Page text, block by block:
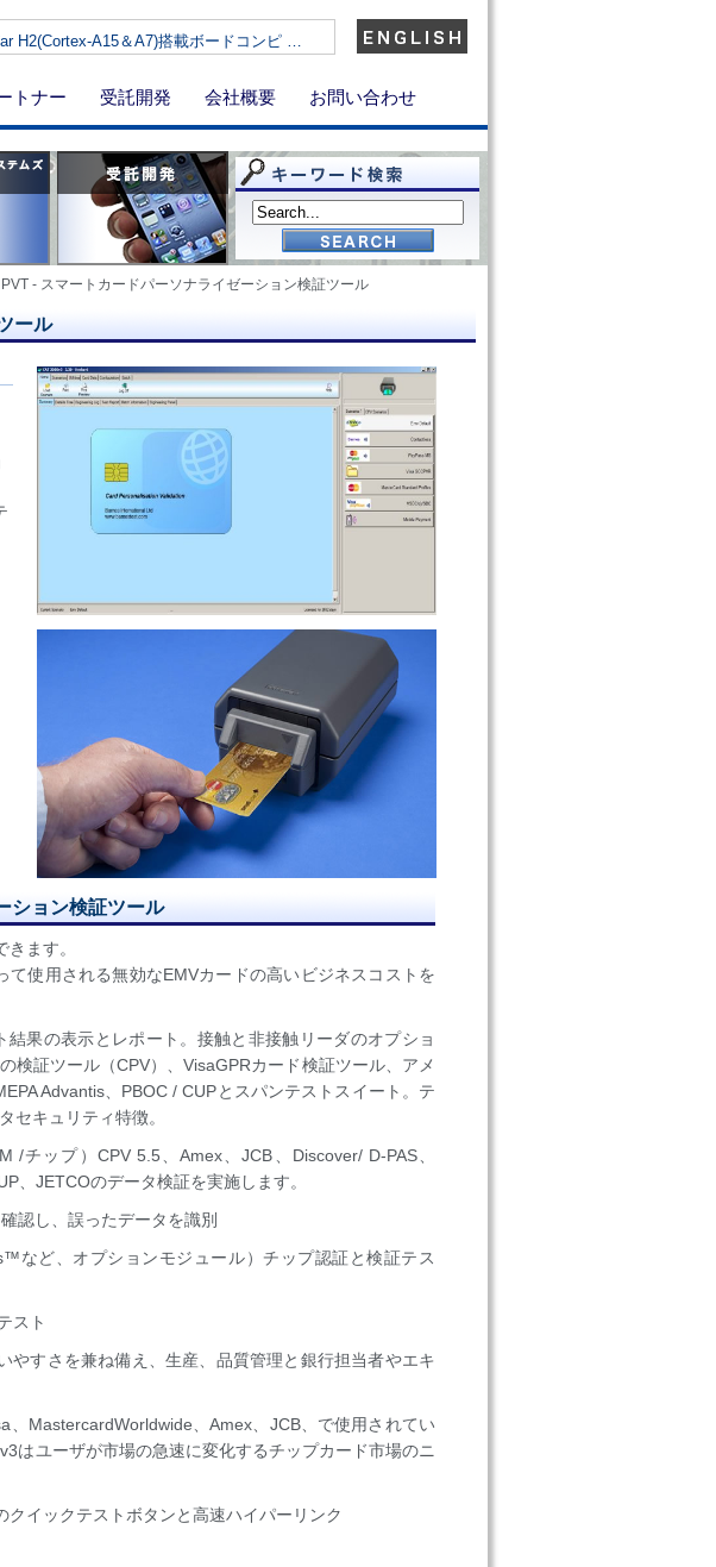
H2(Cortex-A15＆A7)搭載ボードコンピ …
トナー 受託開発 会社概要 お問い合わせ
- スマートカードパーソナライゼーション検証ツール
ール
ション検証ツール
ます。
使用される無効なEMVカードの高いビジネスコストを
果の表示とレポート。接触と非接触リーダのオプショ
検証ツール（CPV）、VisaGPRカード検証ツール、アメ
Advantis、PBOC / CUPとスパンテストスイート。テ
セキュリティ特徴。
/チップ）CPV 5.5、Amex、JCB、Discover/ D-PAS、
、JETCOのデータ検証を実施します。
認し、誤ったデータを識別
など、オプションモジュール）チップ認証と検証テス
スト
すさを兼ね備え、生産、品質管理と銀行担当者やエキ
MastercardWorldwide、Amex、JCB、で使用されてい
はユーザが市場の急速に変化するチップカード市場のニ
イックテストボタンと高速ハイパーリンク